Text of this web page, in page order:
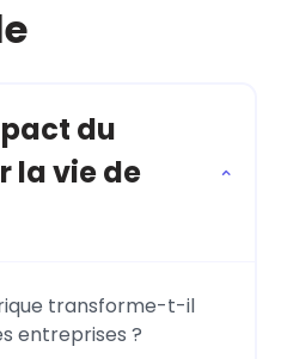
du
la vie de
transforme-t-il
entreprises ?